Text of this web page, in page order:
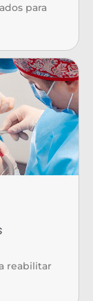
para
reabilitar